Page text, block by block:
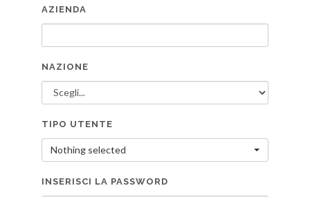
AZIENDA
NAZIONE
TIPO UTENTE
Nothing selected
INSERISCI LA PASSWORD